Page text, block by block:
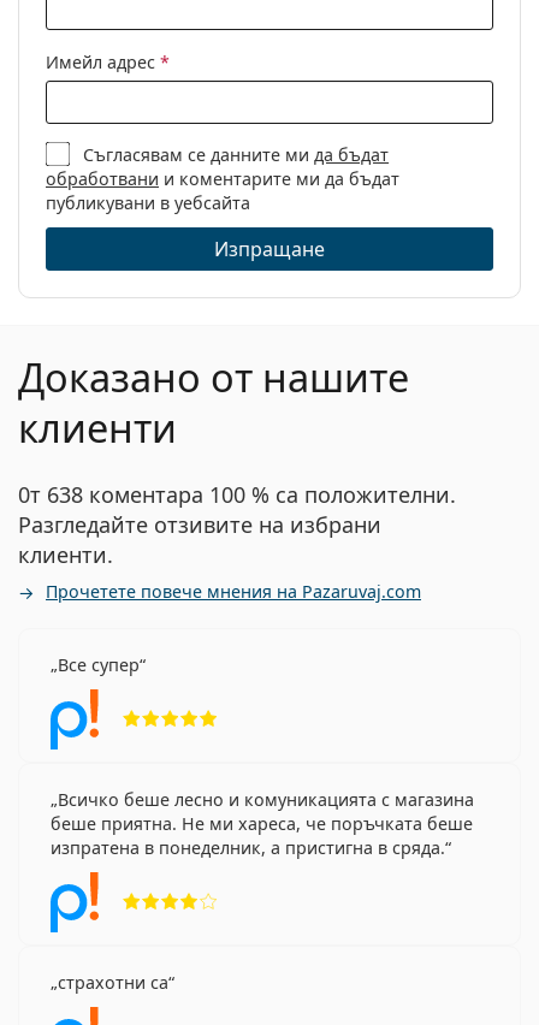
Кутия:
Да
Да
Други
Пол:
Дамски
Категория:
Ralph
Код:
0RA 7114 5885 54
Имейл адрес *
Съгласявам се данните ми да бъдат
обработвани и коментарите ми да бъдат
публикувани в уебсайта
Изпращане
Доказано от нашите
клиенти
0т 638 коментара 100 % са положителни.
Разгледайте отзивите на избрани
клиенти.
Прочетете повече мнения на Pazaruvaj.com
Все супер
Всичко беше лесно и комуникацията с магазина
беше приятна. Не ми хареса, че поръчката беше
изпратена в понеделник, а пристигна в сряда.
страхотни са